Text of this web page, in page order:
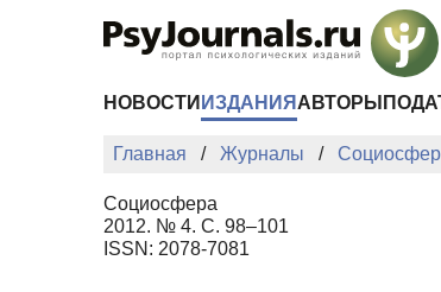
НОВОСТИ ИЗДАНИЯ АВТОРЫ
Главная Журналы
Социосфера
2012. № 4. С. 98–101
ISSN: 2078-7081